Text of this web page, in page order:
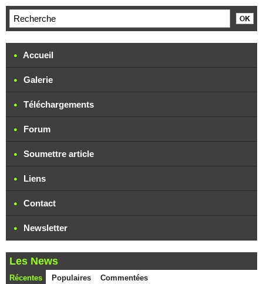
Accueil
Galerie
Téléchargements
Forum
Soumettre article
Liens
Contact
Newsletter
Les News
Récentes Populaires Commentées